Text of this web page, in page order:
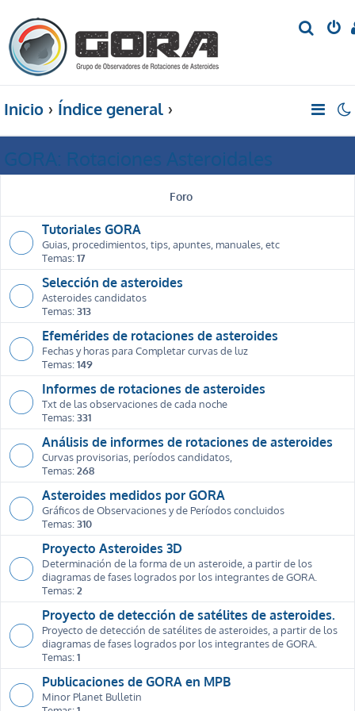
Inicio Índice general
GORA: Rotaciones Asteroidales
Foro
Tutoriales GORA
Guias, procedimientos, tips, apuntes, manuales, etc
Temas:17
Selección de asteroides
Asteroides candidatos
Temas:313
Efemérides de rotaciones de asteroides
Fechas y horas para Completar curvas de luz
Temas:149
Informes de rotaciones de asteroides
Txt de las observaciones de cada noche
Temas:331
Análisis de informes de rotaciones de asteroides
Curvas provisorias, períodos candidatos,
Temas:268
Asteroides medidos por GORA
Gráficos de Observaciones y de Períodos concluidos
Temas:310
Proyecto Asteroides 3D
Determinación de la forma de un asteroide, a partir de los
diagramas de fases logrados por los integrantes de GORA.
Temas:2
Proyecto de detección de satélites de asteroides.
Proyecto de detección de satélites de asteroides, a partir de los
diagramas de fases logrados por los integrantes de GORA.
Temas:1
Publicaciones de GORA en MPB
Minor Planet Bulletin